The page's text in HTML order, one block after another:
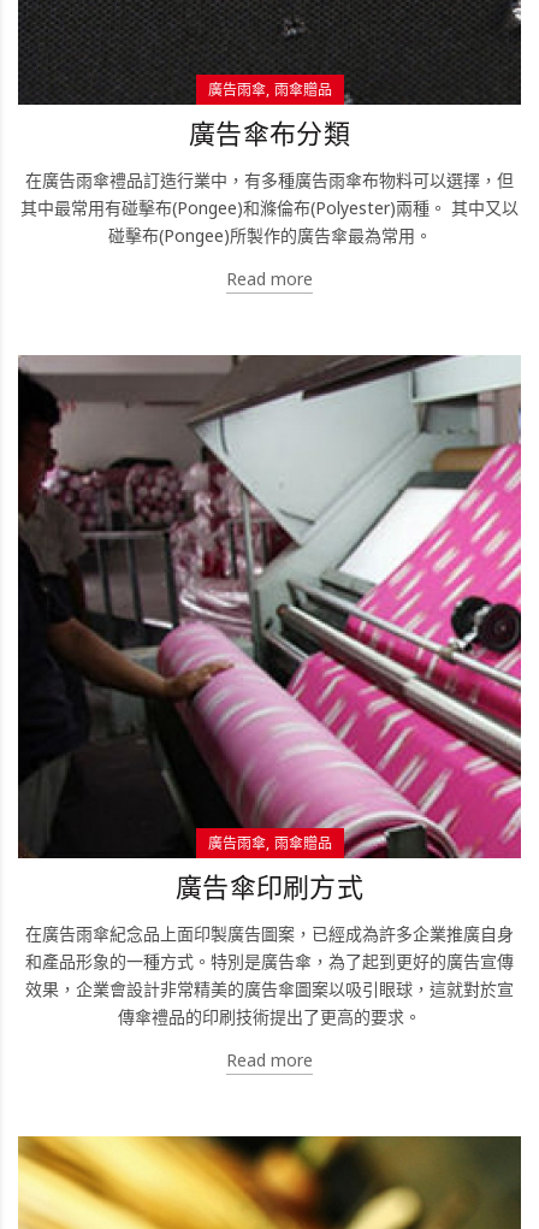
廣告雨傘 雨傘贈品
廣告傘布分類
在廣告雨傘禮品訂造行業中，有多種廣告雨傘布物料可以選擇，但
其中最常用有碰擊布(Pongee)和滌倫布(Polyester)兩種。 其中又以
碰擊布(Pongee)所製作的廣告傘最為常用。
Read more
廣告雨傘 雨傘贈品
廣告傘印刷方式
在廣告雨傘紀念品上面印製廣告圖案，已經成為許多企業推廣自身
和產品形象的一種方式。特別是廣告傘，為了起到更好的廣告宣傳
效果，企業會設計非常精美的廣告傘圖案以吸引眼球，這就對於宣
傳傘禮品的印刷技術提出了更高的要求。
Read more